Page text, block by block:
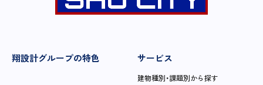
翔設計グループの特色 サービス
建物種別・課題別から探す